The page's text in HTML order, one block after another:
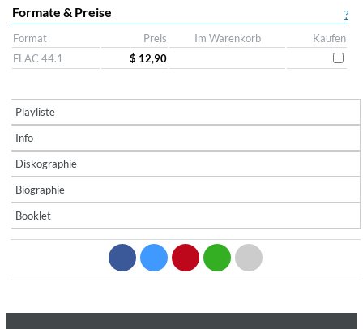
?
Formate & Preise
Format Preis Im Warenkorb
Kaufen
FLAC 44.1
$ 12,90
Playliste
Info
Diskographie
Biographie
Booklet